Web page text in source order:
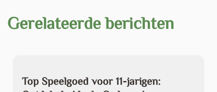
Gerelateerde berichten
Top Speelgoed voor 11-jarigen: